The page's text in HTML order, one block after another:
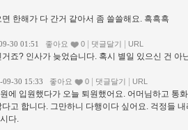
한해가 다 간거 같아서 좀 쓸쓸해요. 흑흑흑
30 01:51 좋아요 0 댓글달기 URL
거죠? 인사가 늦었습니다. 혹시 별일 있으신 건 아
09-30 15:33 좋아요 0 댓글달기 URL
에 입원했다가 오늘 퇴원했어요. 어머님하고 통
다고 합니다. 그만하니 다행이다 싶어요. 걱정들
다.